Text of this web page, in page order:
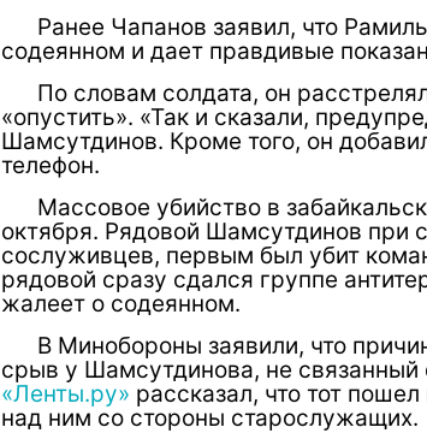
Ранее Чапанов заявил, что
содеянном и дает правдивые
По словам солдата, он
«опустить». «Так и сказали,
Шамсутдинов. Кроме того, он
телефон.
Массовое убийство в
октября. Рядовой Шамсутдинов при
сослуживцев, первым был убит
рядовой сразу сдался группе
жалеет о содеянном.
В Минобороны заявили, что
срыв у Шамсутдинова, не
«Ленты.ру» рассказал, что тот
над ним со стороны старослужащих.